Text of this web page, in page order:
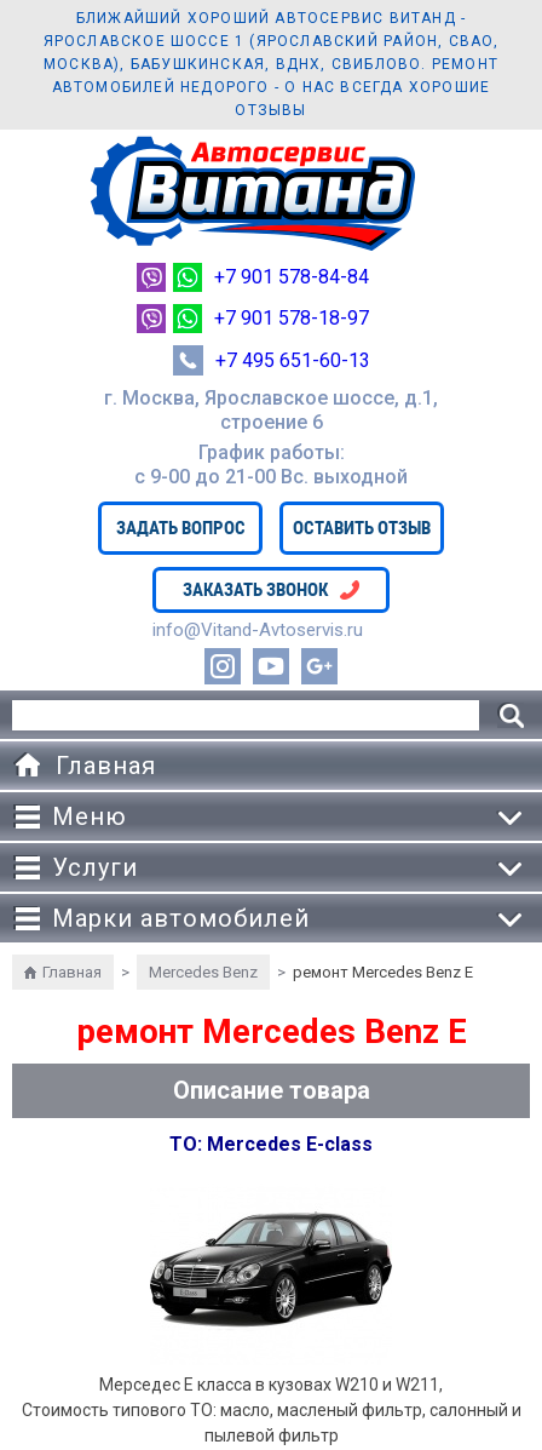
БЛИЖАЙШИЙ ХОРОШИЙ АВТОСЕРВИС ВИТАНД -
ЯРОСЛАВСКОЕ ШОССЕ 1 (ЯРОСЛАВСКИЙ РАЙОН, СВАО,
МОСКВА), БАБУШКИНСКАЯ, ВДНХ, СВИБЛОВО. РЕМОНТ
АВТОМОБИЛЕЙ НЕДОРОГО - О НАС ВСЕГДА ХОРОШИЕ
ОТЗЫВЫ
г. Москва, Ярославское шоссе, д.1,
строение 6
График работы:
с 9-00 до 21-00 Вc. выходной
ЗАДАТЬ ВОПРОС ОСТАВИТЬ ОТЗЫВ
ЗАКАЗАТЬ ЗВОНОК
info@Vitand-Avtoservis.ru
+7 901 578-84-84
+7 901 578-18-97
+7 495 651-60-13
Главная
Меню
Услуги
Марки автомобилей
Главная > Mercedes Benz > ремонт Mercedes Benz E
ремонт Mercedes Benz E
Описание товара
ТО: Mercedes E-class
Мерседес E класса в кузовах W210 и W211,
Стоимость типового ТО: масло, масленый фильтр, салонный и
пылевой фильтр